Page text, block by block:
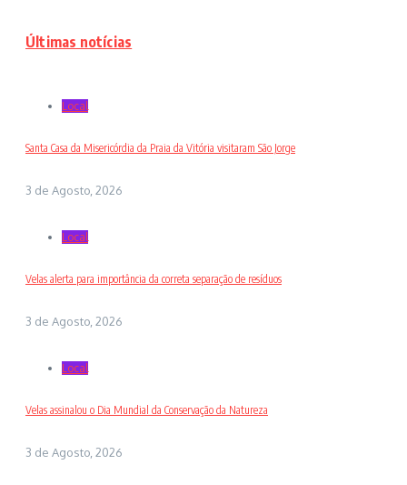
Últimas notícias
Local
Santa Casa da Misericórdia da Praia da Vitória visitaram São Jorge
3 de Agosto, 2026
Local
Velas alerta para importância da correta separação de resíduos
3 de Agosto, 2026
Local
Velas assinalou o Dia Mundial da Conservação da Natureza
3 de Agosto, 2026